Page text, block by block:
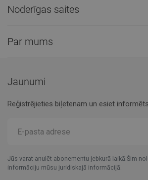
Noderīgas saites
Par mums
Jaunumi
Reģistrējieties biļetenam un esiet
Jūs varat anulēt abonementu jebkurā laikā.Šim
informāciju mūsu juridiskajā informācijā.